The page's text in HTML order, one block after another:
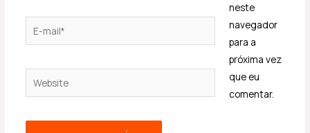
mail*
Website
neste
navegador
para a
próxima vez
que eu
comentar.